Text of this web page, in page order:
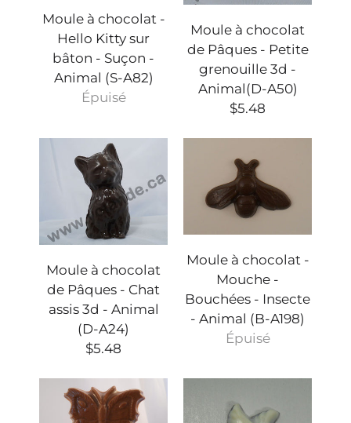
Moule à chocolat -
Hello Kitty sur
bâton - Suçon -
Animal (S-A82)
Épuisé
Moule à chocolat
de Pâques - Petite
grenouille 3d -
Animal(D-A50)
$5.48
Moule à chocolat
de Pâques - Chat
assis 3d - Animal
(D-A24)
$5.48
Moule à chocolat -
Mouche -
Bouchées - Insecte
- Animal (B-A198)
Épuisé